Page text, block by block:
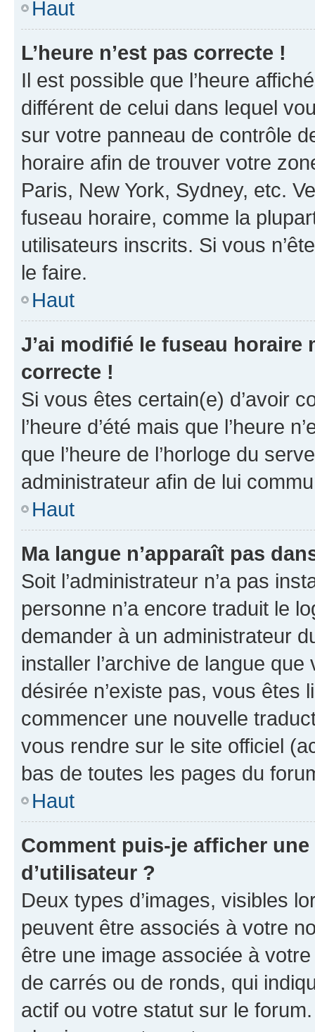
Haut
L’heure n’est pas correcte !
Il est possible que l’heure
différent de celui dans lequel
sur votre panneau de contrôle
horaire afin de trouver votre
Paris, New York, Sydney, etc.
fuseau horaire, comme la
utilisateurs inscrits. Si vous
le faire.
Haut
J’ai modifié le fuseau horaire
correcte !
Si vous êtes certain(e) d’avoir
l’heure d’été mais que l’heure
que l’heure de l’horloge du
administrateur afin de lui
Haut
Ma langue n’apparaît pas
Soit l’administrateur n’a pas
personne n’a encore traduit le
demander à un administrateur
installer l’archive de langue
désirée n’existe pas, vous êtes
commencer une nouvelle
vous rendre sur le site officiel
bas de toutes les pages du
Haut
Comment puis-je afficher
d’utilisateur ?
Deux types d’images, visibles
peuvent être associés à votre
être une image associée à
de carrés ou de ronds, qui
actif ou votre statut sur le